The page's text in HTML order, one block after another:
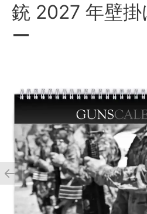
銃 2027 年壁
ー